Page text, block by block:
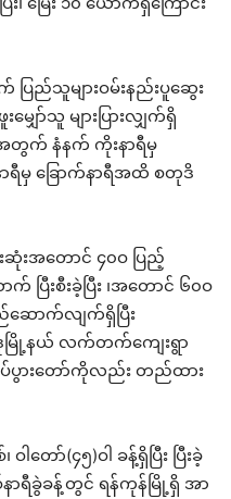
ည်သူများဝမ်းနည်းပူဆွေး
ျှော်သူ များပြားလျှက်ရှိ
းအတွက် နံနက် ကိုးနာရီမှ
ရီမှ ခြောက်နာရီအထိ စတုဒိ
းအတောင် ၄၀ဝ ပြည့်
ပြီးစီးခဲ့ပြီး ၊အတောင် ၆၀ဝ
ဆောက်လျက်ရှိပြီး
မြို့နယ် လက်တက်ကျေးရွာ
ပွားတော်ကိုလည်း တည်ထား
ော်(၄၅)ဝါ ခန့်ရှိပြီး ပြီးခဲ့
ာရီခွဲခန့်တွင် ရန်ကုန်မြို့ရှိ အာ